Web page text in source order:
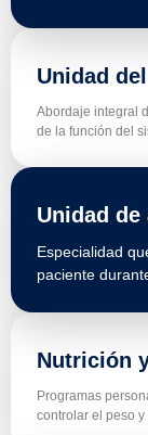
Unidad
Abordaje integral
de la función del
Unidad de
Especialidad
paciente
Nutrición
Programas
controlar el peso